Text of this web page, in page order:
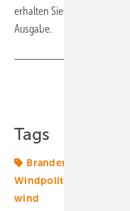
erhalten Sie hier ein
Ausgabe.
Tags
Brandenburg
Windpolitik
wind